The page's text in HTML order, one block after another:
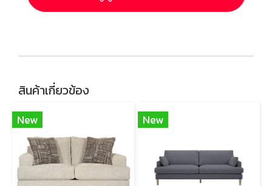
สินค้าเกี่ยวข้อง
New New